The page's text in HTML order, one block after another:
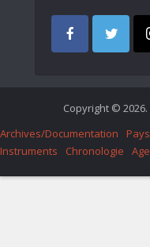
Copyright ©
Archives/Documentation
Pays
Instruments
Chronologie